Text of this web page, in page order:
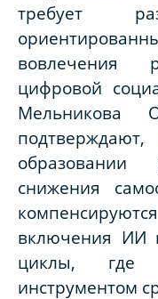
требует
вовлечения
цифровой
снижения
включения ИИ
циклы, где
инструментом